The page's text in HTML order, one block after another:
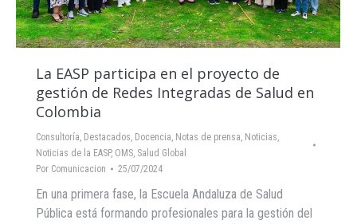
La EASP participa en el proyecto de
gestión de Redes Integradas de Salud en
Colombia
Consultoría, Destacados, Docencia, Notas de prensa, Noticias,
Noticias de la EASP, OMS, Salud Global
Por Comunicacion 25/07/2024
En una primera fase, la Escuela Andaluza de Salud
Pública está formando profesionales para la gestión del